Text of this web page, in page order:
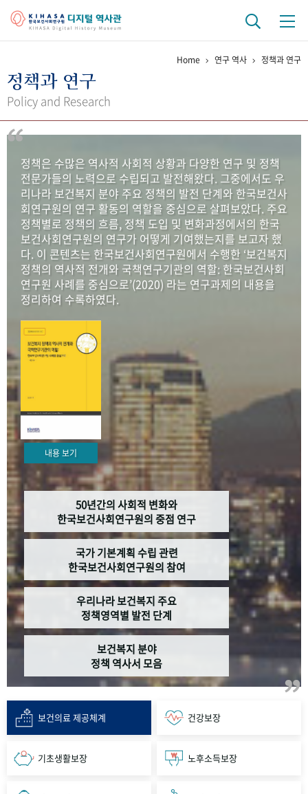
걸어온 길 기관 변천사
연구 역사
정책과 연구 키워드로 보는 연구 역사
연구자들
간행물 변천사
기록물 아카이브
사진 아카이브 문서 기록물 행정박물 영상 기록물
50+1주년 기념
성과 50선 숫자로 보는 50년
세계와 함께 한 KIHASA
VR 역사관
Home 연구 역사 정책과 연구
정책과 연구
Policy and Research
정책은 수많은 역사적 사회적 상황과 다양한 연구 및 정책
전문가들의 노력으로 수립되고 발전해왔다. 그중에서도 우
리나라 보건복지 분야 주요 정책의 발전 단계와 한국보건사
회연구원의 연구 활동의 역할을 중심으로 살펴보았다. 주요
정책별로 정책의 흐름, 정책 도입 및 변화과정에서의 한국
보건사회연구원의 연구가 어떻게 기여했는지를 보고자 했
다. 이 콘텐츠는 한국보건사회연구원에서 수행한 ‘보건복지
정책의 역사적 전개와 국책연구기관의 역할: 한국보건사회
연구원 사례를 중심으로’(2020) 라는 연구과제의 내용을
정리하여 수록하였다.
내용 보기
50년간의 사회적 변화와
한국보건사회연구원의 중점 연구
국가 기본계획 수립 관련
한국보건사회연구원의 참여
우리나라 보건복지 주요
정책영역별 발전 단계
보건복지 분야
정책 역사서 모음
보건의료 제공체계 건강보장
기초생활보장 노후소득보장